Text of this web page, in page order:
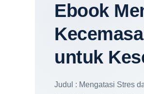
Ebook
untuk
Judul : Mengatasi Stres